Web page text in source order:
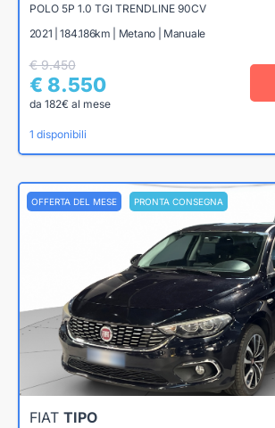
POLO 5P 1.0 TGI TRENDLINE 90CV
2021 | 184.186km | Metano | Manuale
€ 9.450
€ 8.550
da 182€ al mese
1 disponibili
OFFERTA DEL MESE PRONTA CONSEGNA
FIAT TIPO